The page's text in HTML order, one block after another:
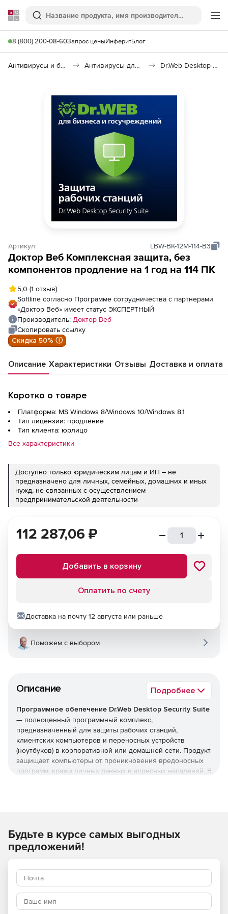
Softline
Поиск
8 (800) 200-08-60Запрос ценыИнферитБлог
Антивирусы и безопасность Антивирусы для организаций Dr.Web Desktop Security Suite
Артикул: LBW-BK-12M-114-B3
Доктор Веб Комплексная защита, без
компонентов продление на 1 год на 114 ПК
5,0 (1 отзыв)
Softline согласно Программе сотрудничества с партнерами
«Доктор Веб» имеет статус ЭКСПЕРТНЫЙ
Производитель: Доктор Веб
Скопировать ссылку
Скидка 50% ⓘ
Описание Характеристики Отзывы Доставка и оплата
Коротко о товаре
Платформа: MS Windows 8/Windows 10/Windows 8.1
Тип лицензии: продление
Тип клиента: юрлицо
Все характеристики
Доступно только юридическим лицам и ИП – не
предназначено для личных, семейных, домашних и иных
нужд, не связанных с осуществлением
предпринимательской деятельности
Описание Подробнее
Программное обепечение Dr.Web Desktop Security Suite
— полноценный программный комплекс,
предназначенный для защиты рабочих станций,
клиентских компьютеров и переносных устройств
(ноутбуков) в корпоративной или домашней сети. Продукт
защищает компьютеры от проникновения вредоносных
программ, кражи личных данных и адресных нападений. В
Преимущества Dr.Web Desktop
Наличие сертификатов
Dr.Web Desktop Security Suite имеет сертификаты
соответствия ФСТЭК России и ФСБ. Это означает, что
112 287,06 ₽
Добавить в корзину
Оплатить по счету
Доставка на почту 12 августа или раньше
Поможем с выбором
Будьте в курсе самых выгодных
предложений!